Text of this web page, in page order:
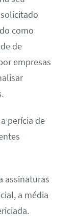
como
de
empresas
perícia de
assinaturas
a média